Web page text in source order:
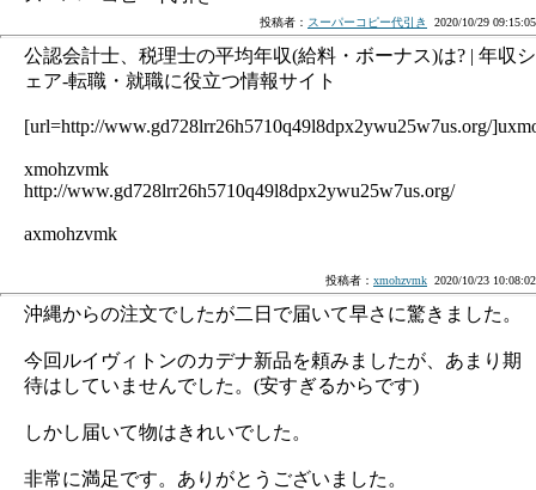
投稿者： スーパーコピー代引き 2020/10/29 09:15:05
公認会計士、税理士の平均年収(給料・ボーナス)は? | 年収シ
ェア-転職・就職に役立つ情報サイト
[url=http://www.gd728lrr26h5710q49l8dpx2ywu25w7us.org/
xmohzvmk
http://www.gd728lrr26h5710q49l8dpx2ywu25w7us.org/
axmohzvmk
投稿者： xmohzvmk 2020/10/23 10:08:02
沖縄からの注文でしたが二日で届いて早さに驚きました。
今回ルイヴィトンのカデナ新品を頼みましたが、あまり期
待はしていませんでした。(安すぎるからです)
しかし届いて物はきれいでした。
非常に満足です。ありがとうございました。